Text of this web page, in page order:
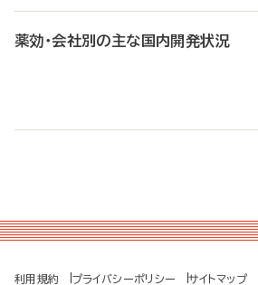
薬効・会社別の主な国内開発状況
利用規約 プライバシーポリシー サイトマップ